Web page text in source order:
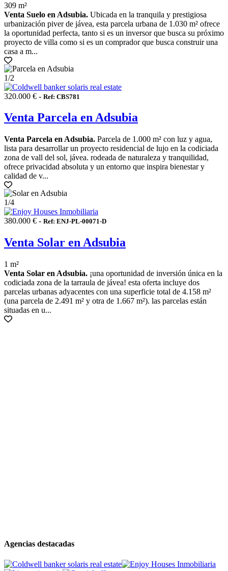
309 m²
Venta Suelo en Adsubia. Ubicada en la tranquila y prestigiosa
urbanización piver de jávea, esta parcela urbana de 1.030 m² ofrece
la oportunidad perfecta, tanto si es un inversor que busca su próximo
proyecto de villa como si es un comprador que busca construir una
casa a m...
1/2
320.000 € - Ref: CBS781
Venta Parcela en Adsubia
Venta Parcela en Adsubia. Parcela de 1.000 m² con luz y agua,
lista para desarrollar un proyecto residencial de lujo en la codiciada
zona de vall del sol, jávea. rodeada de naturaleza y tranquilidad,
ofrece privacidad absoluta y un entorno que inspira bienestar y
calidad de v...
1/4
380.000 € - Ref: ENJ-PL-00071-D
Venta Solar en Adsubia
1 m²
Venta Solar en Adsubia. ¡una oportunidad de inversión única en la
codiciada zona de la tarraula de jávea! esta oferta incluye dos
parcelas urbanas adyacentes con una superficie total de 4.158 m²
(una parcela de 2.491 m² y otra de 1.667 m²). las parcelas están
situadas en u...
Agencias destacadas